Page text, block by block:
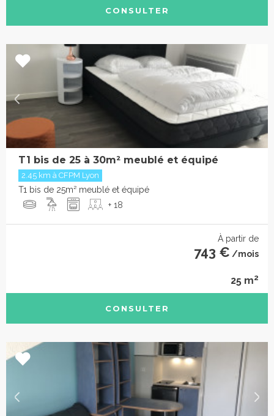
CONSULTER
T1 bis de 25 à 30m² meublé et équipé
2.45 km à CFPM Lyon
T1 bis de 25m² meublé et équipé
+ 18
À partir de
743 € /mois
25 m2
CONSULTER